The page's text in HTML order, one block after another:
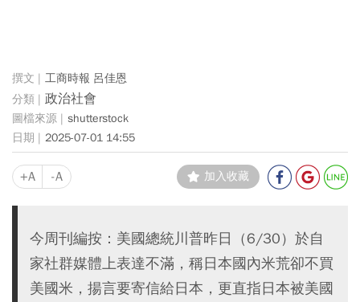
工商時報 呂佳恩
政治社會
shutterstock
2025-07-01 14:55
+A -A 加入收藏
今周刊編按：美國總統川普昨日（6/30）於自
家社群媒體上表達不滿，稱日本國內米荒卻不買
美國米，揚言要寄信給日本，更直指日本被美國